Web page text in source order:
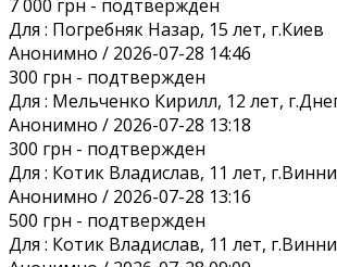
7 000 грн - подтвержден
Для : Погребняк Назар, 15 лет, г.Киев
Анонимно / 2026-07-28 14:46
300 грн - подтвержден
Для : Мельченко Кирилл, 12 лет,
Анонимно / 2026-07-28 13:18
300 грн - подтвержден
Для : Котик Владислав, 11 лет,
Анонимно / 2026-07-28 13:16
500 грн - подтвержден
Для : Котик Владислав, 11 лет,